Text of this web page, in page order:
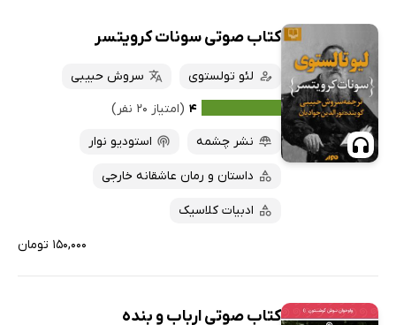
کتاب صوتی سونات کرویتسر
لئو تولستوی
سروش حبیبی
۴ (امتیاز ۲۰ نفر)
نشر چشمه
استودیو نوار
داستان و رمان عاشقانه خارجی
ادبیات کلاسیک
۱۵۰,۰۰۰ تومان
کتاب صوتی ارباب و بنده